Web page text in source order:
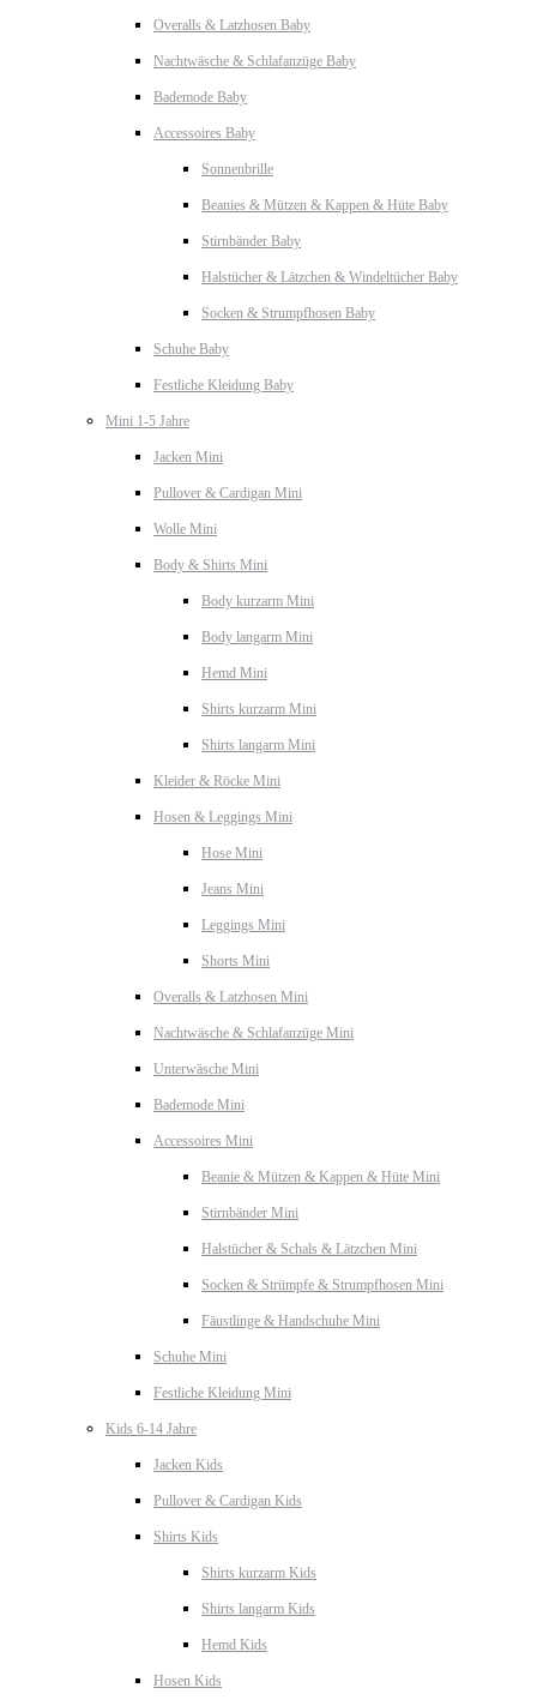
Overalls & Latzhosen Baby
Nachtwäsche & Schlafanzüge Baby
Bademode Baby
Accessoires Baby
Sonnenbrille
Beanies & Mützen & Kappen & Hüte Baby
Stirnbänder Baby
Halstücher & Lätzchen & Windeltücher Baby
Socken & Strumpfhosen Baby
Schuhe Baby
Festliche Kleidung Baby
Mini 1-5 Jahre
Jacken Mini
Pullover & Cardigan Mini
Wolle Mini
Body & Shirts Mini
Body kurzarm Mini
Body langarm Mini
Hemd Mini
Shirts kurzarm Mini
Shirts langarm Mini
Kleider & Röcke Mini
Hosen & Leggings Mini
Hose Mini
Jeans Mini
Leggings Mini
Shorts Mini
Overalls & Latzhosen Mini
Nachtwäsche & Schlafanzüge Mini
Unterwäsche Mini
Bademode Mini
Accessoires Mini
Beanie & Mützen & Kappen & Hüte Mini
Stirnbänder Mini
Halstücher & Schals & Lätzchen Mini
Socken & Strümpfe & Strumpfhosen Mini
Fäustlinge & Handschuhe Mini
Schuhe Mini
Festliche Kleidung Mini
Kids 6-14 Jahre
Jacken Kids
Pullover & Cardigan Kids
Shirts Kids
Shirts kurzarm Kids
Shirts langarm Kids
Hemd Kids
Hosen Kids